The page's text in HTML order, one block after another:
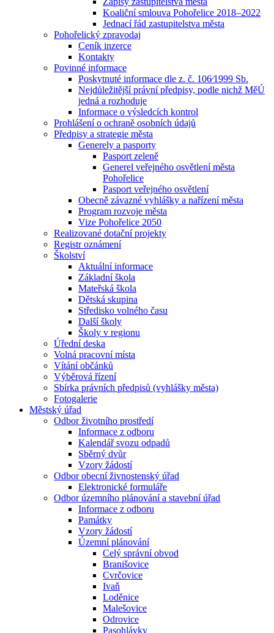
Koaliční smlouva Pohořelice 2018–2022
Jednací řád zastupitelstva města
Pohořelický zpravodaj
Ceník inzerce
Kontakty
Povinné informace
Poskytnuté informace dle z. č. 106⁄1999 Sb.
Nejdůležitější právní předpisy, podle nichž MěÚ
jedná a rozhoduje
Informace o výsledcích kontrol
Prohlášení o ochraně osobních údajů
Předpisy a strategie města
Generely a pasporty
Pasport zeleně
Generel veřejného osvětlení města
Pohořelice
Pasport veřejného osvětlení
Obecně závazné vyhlášky a nařízení města
Program rozvoje města
Vize Pohořelice 2050
Realizované dotační projekty
Registr oznámení
Školství
Aktuální informace
Základní škola
Mateřská škola
Dětská skupina
Středisko volného času
Další školy
Školy v regionu
Úřední deska
Volná pracovní místa
Vítání občánků
Výběrová řízení
Sbírka právních předpisů (vyhlášky města)
Fotogalerie
Městský úřad
Odbor životního prostředí
Informace z odboru
Kalendář svozu odpadů
Sběrný dvůr
Vzory žádostí
Odbor obecní živnostenský úřad
Elektronické formuláře
Odbor územního plánování a stavební úřad
Informace z odboru
Památky
Vzory žádostí
Územní plánování
Celý správní obvod
Branišovice
Cvrčovice
Ivaň
Loděnice
Malešovice
Odrovice
Pasohlávky